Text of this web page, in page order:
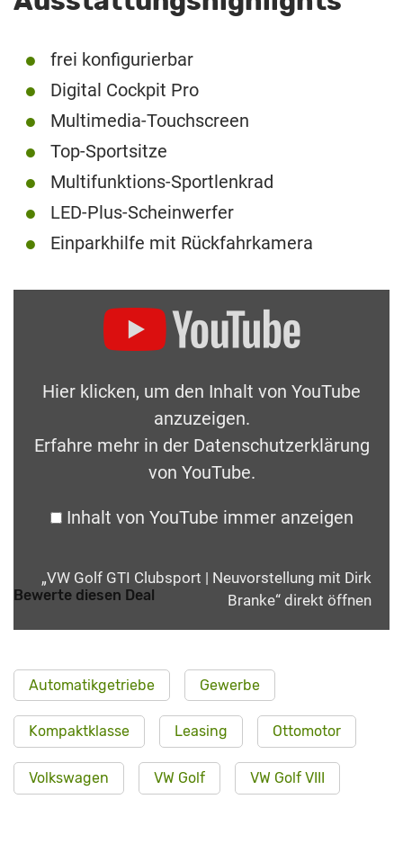
frei konfigurierbar
Digital Cockpit Pro
Multimedia-Touchscreen
Top-Sportsitze
Multifunktions-Sportlenkrad
LED-Plus-Scheinwerfer
Einparkhilfe mit Rückfahrkamera
Hier klicken, um den Inhalt von YouTube
anzuzeigen.
Erfahre mehr in der Datenschutzerklärung
von YouTube.
Inhalt von YouTube immer anzeigen
„VW Golf GTI Clubsport | Neuvorstellung mit Dirk
Branke“ direkt öffnen
Bewerte diesen Deal
Automatikgetriebe Gewerbe
Kompaktklasse Leasing Ottomotor
Volkswagen VW Golf VW Golf VIII